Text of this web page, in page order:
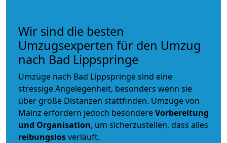
Wir sind die besten
Umzugsexperten für den Umzug
nach Bad Lippspringe
Umzüge nach Bad Lippspringe sind eine
stressige Angelegenheit, besonders wenn sie
über große Distanzen stattfinden. Umzüge von
Mainz erfordern jedoch besondereVorbereitung
und Organisation, um sicherzustellen, dass alles
reibungslosverläuft.